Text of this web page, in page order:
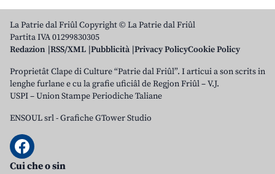
La Patrie dal Friûl Copyright © La Patrie dal Friûl
Partita IVA 01299830305
Redazion RSS/XML Pubblicità Privacy PolicyCookie Policy
Proprietât Clape di Culture “Patrie dal Friûl”. I articui a son scrits in
lenghe furlane e cu la grafie uficiâl de Regjon Friûl – V.J.
USPI – Union Stampe Periodiche Taliane
ENSOUL srl-Grafiche GTower Studio
Cui che o sin